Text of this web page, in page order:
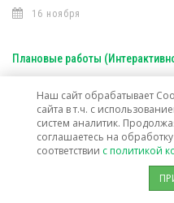
16 ноября
Плановые работы
Плановые работы
7 ноября
Наш сайт обрабатывает
сайта в т.ч. с
систем аналитик.
соглашаетесь на
соответствии с политикой